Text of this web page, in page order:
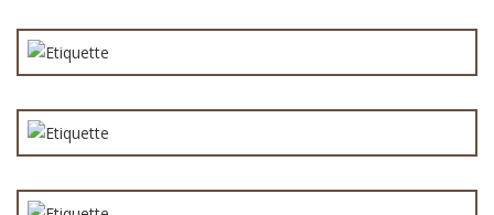
4,00€
3,00€
Cotes du Rhone – Les Pierre (rouge) 37,5 cl
8,00€